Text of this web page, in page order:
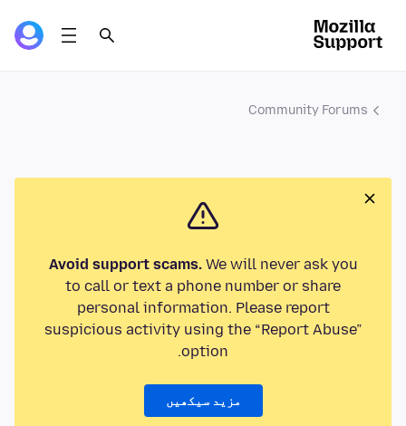
Community Forums
Avoid support scams.We will never ask you
to call or text a phone number or share
personal information. Please report
suspicious activity using the “Report Abuse”
option.
مزید سیکھیں